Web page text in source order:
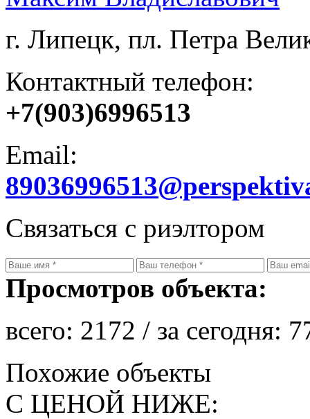
г. Липецк, пл. Петра
Контактный телефон:
+7(903)6996513
Email:
Связаться с риэлтором
Просмотров объекта:
всего: 2172 / за сегодня:
Похожие объекты
С ЦЕНОЙ НИЖЕ: